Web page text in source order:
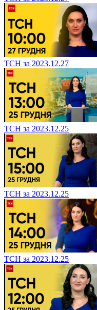
ТСН за 2023.12.27
ТСН за 2023.12.25
ТСН за 2023.12.25
ТСН за 2023.12.25